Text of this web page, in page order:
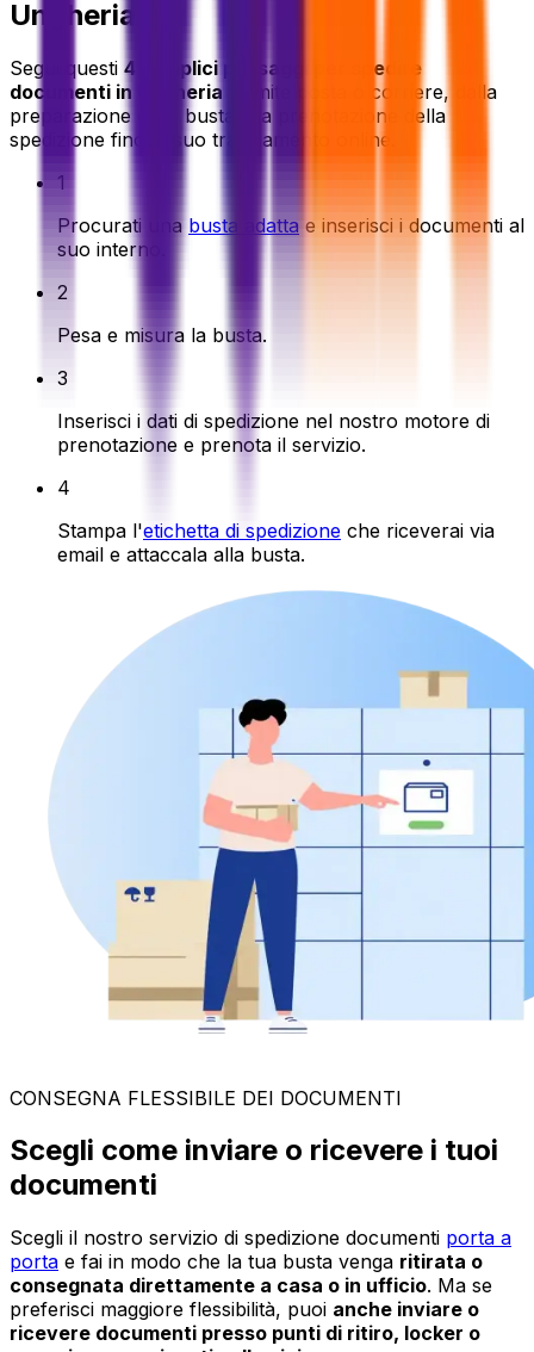
Ungheria
Segui questi 4 semplici passaggi per spedire
documenti in Ungheria tramite posta o corriere, dalla
preparazione della busta alla prenotazione della
spedizione fino al suo tracciamento online.
1
Procurati una busta adatta e inserisci i documenti al
suo interno.
2
Pesa e misura la busta.
3
Inserisci i dati di spedizione nel nostro motore di
prenotazione e prenota il servizio.
4
Stampa l'etichetta di spedizione che riceverai via
email e attaccala alla busta.
CONSEGNA FLESSIBILE DEI DOCUMENTI
Scegli come inviare o ricevere i tuoi
documenti
Scegli il nostro servizio di spedizione documenti porta a
porta e fai in modo che la tua busta venga ritirata o
consegnata direttamente a casa o in ufficio. Ma se
preferisci maggiore flessibilità, puoi anche inviare o
ricevere documenti presso punti di ritiro, locker o